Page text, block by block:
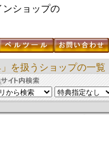
ンショップの
」を扱うショップの一覧